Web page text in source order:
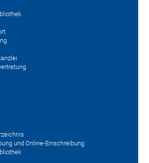
und Online-Einschreibung